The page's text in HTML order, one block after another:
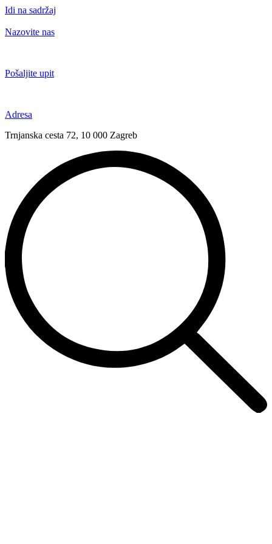
Idi na sadržaj
Nazovite nas
Pošaljite upit
Adresa
Trnjanska cesta 72, 10 000 Zagreb